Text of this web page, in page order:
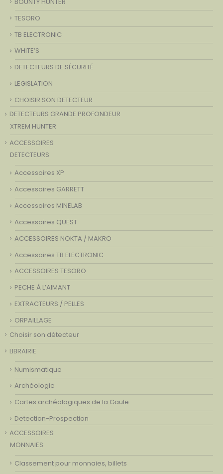
TESORO
TB ELECTRONIC
WHITE’S
DETECTEURS DE SÉCURITÉ
LEGISLATION
CHOISIR SON DETECTEUR
DETECTEURS GRANDE PROFONDEUR
XTREM HUNTER
ACCESSOIRES
DETECTEURS
Accessoires XP
Accessoires GARRETT
Accessoires MINELAB
Accessoires QUEST
ACCESSOIRES NOKTA / MAKRO
Accessoires TB ELECTRONIC
ACCESSOIRES TESORO
PECHE À L’AIMANT
EXTRACTEURS / PELLES
ORPAILLAGE
Choisir son détecteur
LIBRAIRIE
Numismatique
Archéologie
Cartes archéologiques de la Gaule
Detection-Prospection
ACCESSOIRES
MONNAIES
Classement pour monnaies, billets